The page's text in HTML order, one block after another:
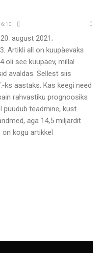
august 2021;
Artikli all on kuupäevaks
oli see kuupäev, millal
avaldas. Sellest siis
ks aastaks. Kas keegi need
rahvastiku prognoosiks
puudub teadmine, kust
aga 14,5 miljardit
kogu artikkel